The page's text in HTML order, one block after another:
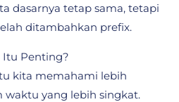
dasarnya tetap sama, tetapi
ditambahkan prefix.
Itu Penting?
kita memahami lebih
waktu yang lebih singkat.